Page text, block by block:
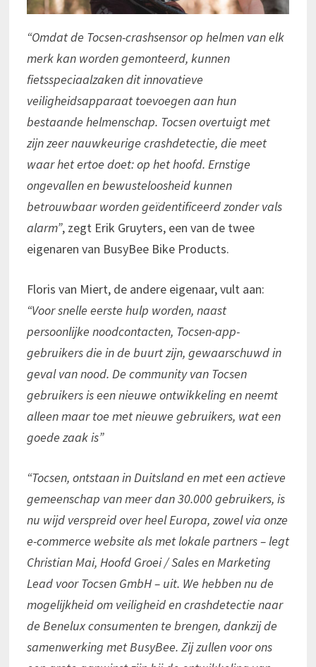
“Omdat de Tocsen-crashsensor op helmen van elk
merk kan worden gemonteerd, kunnen
fietsspeciaalzaken dit innovatieve
veiligheidsapparaat toevoegen aan hun
bestaande helmenschap. Tocsen overtuigt met
zijn zeer nauwkeurige crashdetectie, die meet
waar het ertoe doet: op het hoofd. Ernstige
ongevallen en bewusteloosheid kunnen
betrouwbaar worden geïdentificeerd zonder vals
alarm”, zegt Erik Gruyters, een van de twee
eigenaren van BusyBee Bike Products.
Floris van Miert, de andere eigenaar, vult aan:
“Voor snelle eerste hulp worden, naast
persoonlijke noodcontacten, Tocsen-app-
gebruikers die in de buurt zijn, gewaarschuwd in
geval van nood. De community van Tocsen
gebruikers is een nieuwe ontwikkeling en neemt
alleen maar toe met nieuwe gebruikers, wat een
goede zaak is”
“Tocsen, ontstaan in Duitsland en met een actieve
gemeenschap van meer dan 30.000 gebruikers, is
nu wijd verspreid over heel Europa, zowel via onze
e-commerce website als met lokale partners – legt
Christian Mai, Hoofd Groei / Sales en Marketing
Lead voor Tocsen GmbH – uit. We hebben nu de
mogelijkheid om veiligheid en crashdetectie naar
de Benelux consumenten te brengen, dankzij de
samenwerking met BusyBee. Zij zullen voor ons